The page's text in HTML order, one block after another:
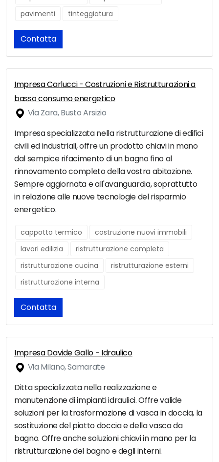
pavimenti
tinteggiatura
Contatta
Impresa Carlucci - Costruzioni e Ristrutturazioni a
basso consumo energetico
Via Zara, Busto Arsizio
Impresa specializzata nella ristrutturazione di edifici
civili ed industriali, offre un prodotto chiavi in mano
dal sempice rifacimento di un bagno fino al
rinnovamento completo della vostra abitazione.
Sempre aggiornata e all'avanguardia, soprattutto
in relazione alle nuove tecnologie del risparmio
energetico.
cappotto termico
costruzione nuovi immobili
lavori edilizia
ristrutturazione completa
ristrutturazione cucina
ristrutturazione esterni
ristrutturazione interna
Contatta
Impresa Davide Gallo - Idraulico
Via Milano, Samarate
Ditta specializzata nella realizzazione e
manutenzione di impianti idraulici. Offre valide
soluzioni per la trasformazione di vasca in doccia, la
sostituzione del piatto doccia e della vasca da
bagno. Offre anche soluzioni chiavi in mano per la
ristrutturazione del bagno e degli interni.